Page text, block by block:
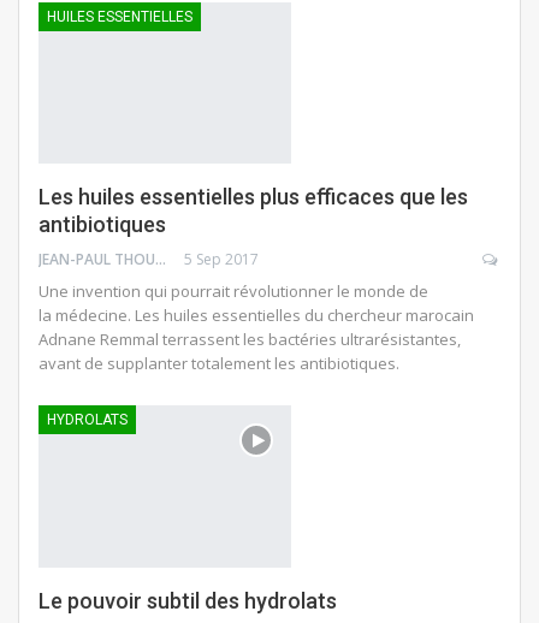
HUILES ESSENTIELLES
Les huiles essentielles plus efficaces que les
antibiotiques
JEAN-PAUL THOUNY 5 Sep 2017
Une invention qui pourrait révolutionner le monde de
la médecine. Les huiles essentielles du chercheur marocain
Adnane Remmal terrassent les bactéries ultrarésistantes,
avant de supplanter totalement les antibiotiques.
HYDROLATS
Le pouvoir subtil des hydrolats